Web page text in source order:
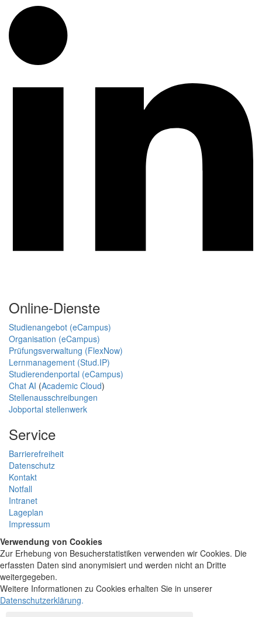
Online-Dienste
Studienangebot (eCampus)
Organisation (eCampus)
Prüfungsverwaltung (FlexNow)
Lernmanagement (Stud.IP)
Studierendenportal (eCampus)
Chat AI (Academic Cloud)
Stellenausschreibungen
Jobportal stellenwerk
Service
Barrierefreiheit
Datenschutz
Kontakt
Notfall
Intranet
Lageplan
Impressum
Verwendung von Cookies
Zur Erhebung von Besucherstatistiken verwenden wir Cookies. Die
erfassten Daten sind anonymisiert und werden nicht an Dritte
weitergegeben.
Weitere Informationen zu Cookies erhalten Sie in unserer
Datenschutzerklärung.